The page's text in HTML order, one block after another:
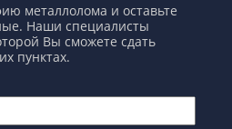
металлолома и оставьте
Наши специалисты
Вы сможете сдать
пунктах.